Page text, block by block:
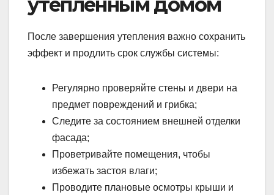
После завершения утепления важно сохранить
эффект и продлить срок службы системы:
Регулярно проверяйте стены и двери на
предмет повреждений и грибка;
Следите за состоянием внешней отделки
фасада;
Проветривайте помещения, чтобы
избежать застоя влаги;
Проводите плановые осмотры крыши и